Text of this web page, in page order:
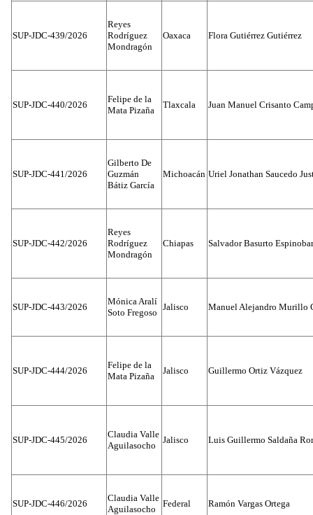
SUP-JDC-439/2026
Reyes
Rodríguez
Mondragón
Oaxaca Flora Gutiérrez Gutiérrez
SUP-JDC-440/2026
Felipe de la
Mata Pizaña
Tlaxcala Juan Manuel Crisanto
SUP-JDC-441/2026
Gilberto De
Guzmán
Bátiz García
Michoacán Uriel Jonathan Saucedo
SUP-JDC-442/2026
Reyes
Rodríguez
Mondragón
Chiapas Salvador Basurto
SUP-JDC-443/2026
Mónica Aralí
Soto Fregoso
Jalisco Manuel Alejandro Murillo
SUP-JDC-444/2026
Felipe de la
Mata Pizaña
Jalisco Guillermo Ortiz Vázquez
SUP-JDC-445/2026
Claudia Valle
Aguilasocho
Jalisco Luis Guillermo Saldaña
SUP-JDC-446/2026
Claudia Valle
Aguilasocho
Federal Ramón Vargas Ortega